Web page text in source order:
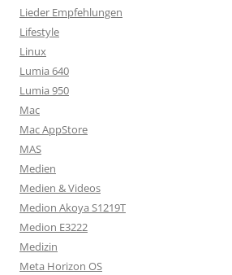
Lieder Empfehlungen
Lifestyle
Linux
Lumia 640
Lumia 950
Mac
Mac AppStore
MAS
Medien
Medien & Videos
Medion Akoya S1219T
Medion E3222
Medizin
Meta Horizon OS